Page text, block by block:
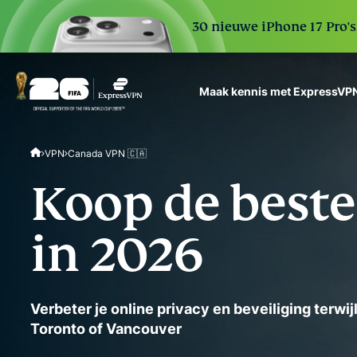
30 nieuwe iPhone 17
Maak kennis met
scale.
VPN Canada VPN 🇨🇦
Koop de
in 2026
Verbeter je online privacy en beveiliging
Toronto of Vancouver